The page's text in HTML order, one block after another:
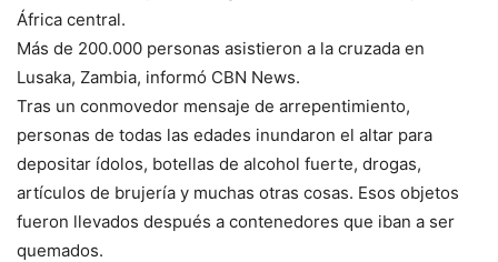
África central.
Más de 200.000 personas asistieron a la cruzada en
Lusaka, Zambia, informó CBN News.
Tras un conmovedor mensaje de arrepentimiento,
personas de todas las edades inundaron el altar para
depositar ídolos, botellas de alcohol fuerte, drogas,
artículos de brujería y muchas otras cosas. Esos objetos
fueron llevados después a contenedores que iban a ser
quemados.